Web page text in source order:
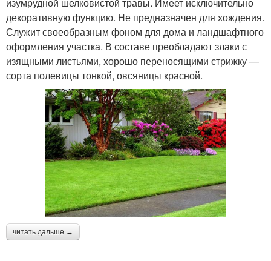
изумрудной шелковистой травы. Имеет исключительно
декоративную функцию. Не предназначен для хождения.
Служит своеобразным фоном для дома и ландшафтного
оформления участка. В составе преобладают злаки с
изящными листьями, хорошо переносящими стрижку —
сорта полевицы тонкой, овсяницы красной.
читать дальше →